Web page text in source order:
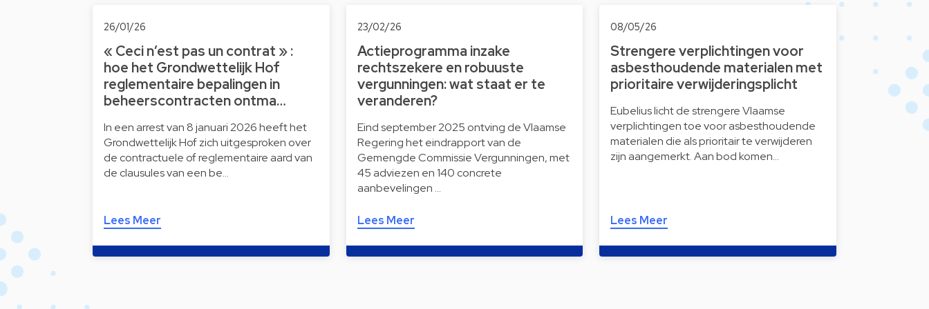
26/01/26
« Ceci n’est pas un contrat » :
hoe het Grondwettelijk Hof
reglementaire bepalingen in
beheerscontracten ontma…
In een arrest van 8 januari 2026 heeft het
Grondwettelijk Hof zich uitgesproken over
de contractuele of reglementaire aard van
de clausules van een be…
Lees Meer
23/02/26
Actieprogramma inzake
rechtszekere en robuuste
vergunningen: wat staat er te
veranderen?
Eind september 2025 ontving de Vlaamse
Regering het eindrapport van de
Gemengde Commissie Vergunningen, met
45 adviezen en 140 concrete
aanbevelingen …
Lees Meer
08/05/26
Strengere verplichtingen voor
asbesthoudende materialen met
prioritaire verwijderingsplicht
Eubelius licht de strengere Vlaamse
verplichtingen toe voor asbesthoudende
materialen die als prioritair te verwijderen
zijn aangemerkt. Aan bod komen…
Lees Meer